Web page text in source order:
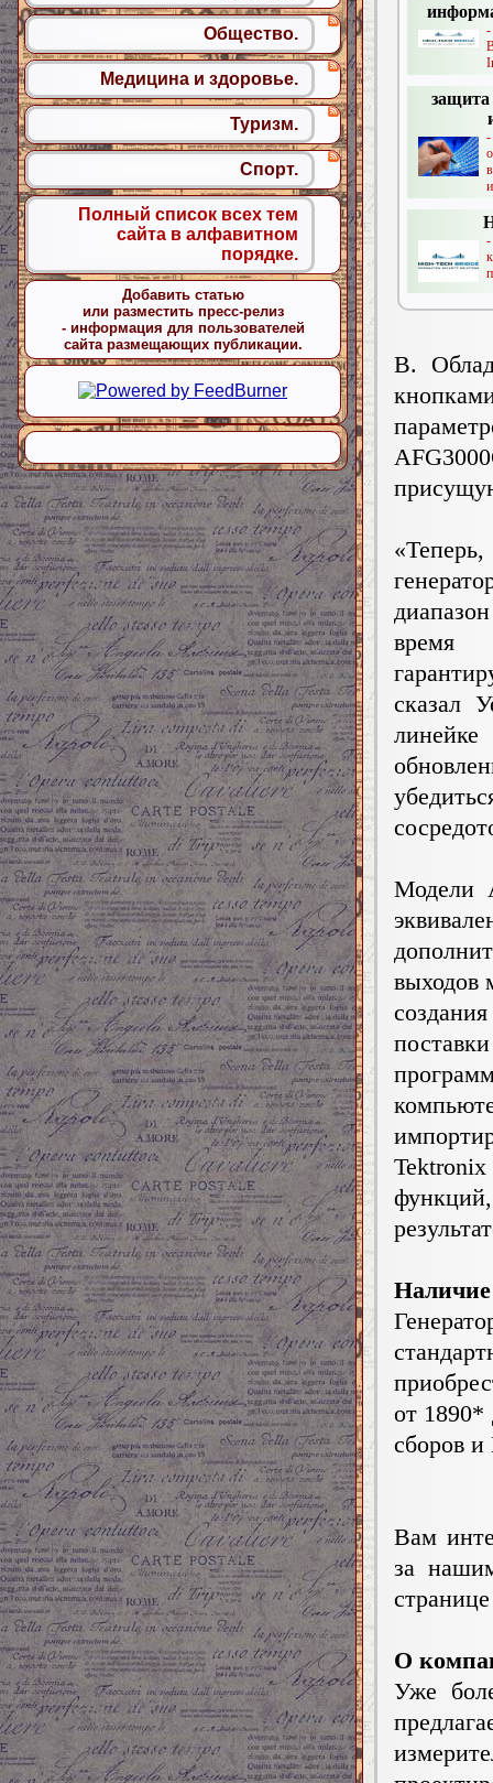
-
В.
время
сказал
Модели
выходов
Tektronix
от
сборов
Вам
за
О
Уже
Общество.
Медицина и здоровье.
Туризм.
Спорт.
Полный список всех тем
сайта в алфавитном
порядке.
Добавить статью
или разместить пресс-релиз
- информация для пользователей
сайта размещающих публикации.